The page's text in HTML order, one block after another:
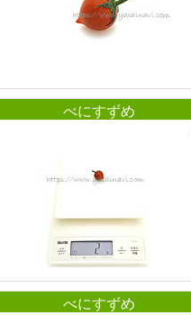
べにすずめ
べにすずめ